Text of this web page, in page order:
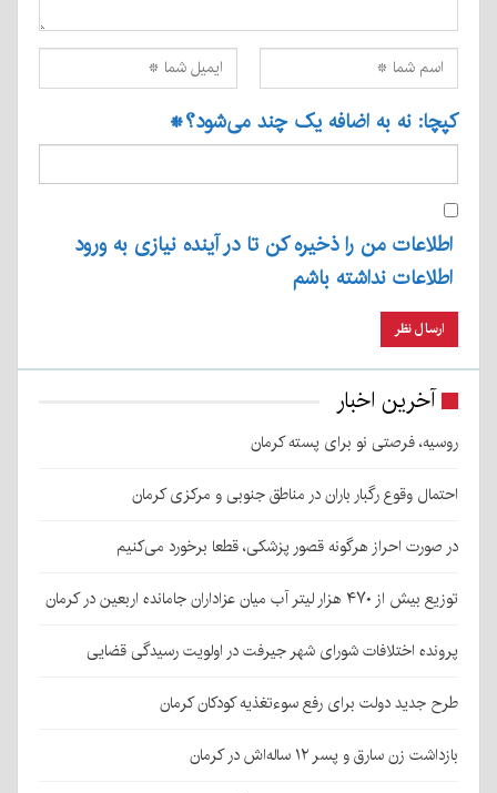
کپچا: نه به اضافه یک چند می‌شود؟*
اطلاعات من را ذخیره کن تا در آینده نیازی به ورود
اطلاعات نداشته باشم
آخرین اخبار
روسیه، فرصتی نو برای پسته کرمان
احتمال وقوع رگبار باران در مناطق جنوبی و مرکزی کرمان
در صورت احراز هرگونه قصور پزشکی، قطعا برخورد می‌کنیم
توزیع بیش از ۴۷۰ هزار لیتر آب میان عزاداران جامانده اربعین در کرمان
پرونده اختلافات شورای شهر جیرفت در اولویت رسیدگی قضایی
طرح جدید دولت برای رفع سوءتغذیه کودکان کرمان
بازداشت زن سارق و پسر ۱۲ ساله‌اش در کرمان